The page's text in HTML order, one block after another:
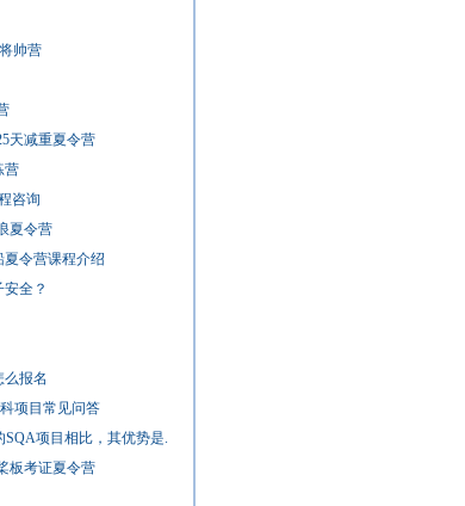
帅营
天减重夏令营
营
咨询
夏令营
夏令营课程介绍
全？
报名
项目常见问答
项目相比，其优势是.
板考证夏令营